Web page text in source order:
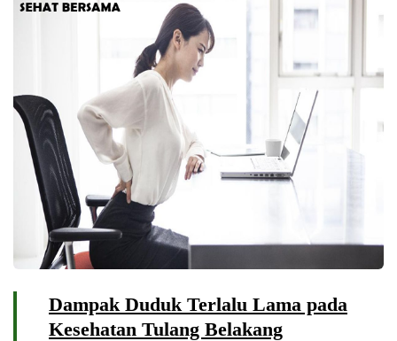
Dampak Duduk Terlalu Lama pada
Kesehatan Tulang Belakang